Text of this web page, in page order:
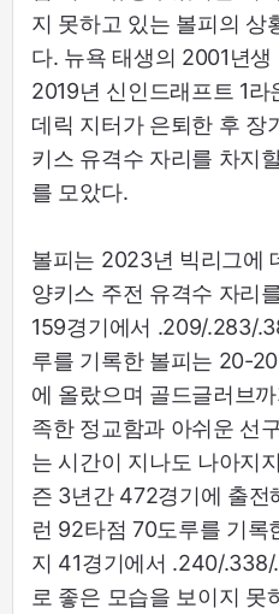
지 못하고 있는 볼피의 상
다. 뉴욕 태생의 2001년
2019년 신인드래프트 1
데릭 지터가 은퇴한 후 장
키스 유격수 자리를 차지
를 모았다.
볼피는 2023년 빅리그에
양키스 주전 유격수 자리
159경기에서 .209/.283/
루를 기록한 볼피는 20-
에 올랐으며 골드글러브
족한 정교함과 아쉬운 선
는 시간이 지나도 나아지
즌 3년간 472경기에 출
런 92타점 70도루를 기록
지 41경기에서 .240/
로 좋은 모습을 보이지 못